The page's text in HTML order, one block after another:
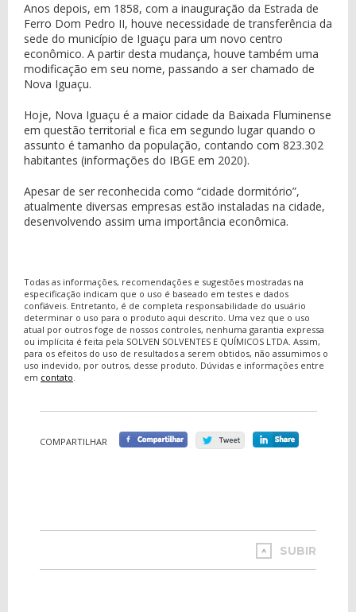
Anos depois, em 1858, com a inauguração da Estrada de
Ferro Dom Pedro II, houve necessidade de transferência da
sede do município de Iguaçu para um novo centro
econômico. A partir desta mudança, houve também uma
modificação em seu nome, passando a ser chamado de
Nova Iguaçu.
Hoje, Nova Iguaçu é a maior cidade da Baixada Fluminense
em questão territorial e fica em segundo lugar quando o
assunto é tamanho da população, contando com 823.302
habitantes (informações do IBGE em 2020).
Apesar de ser reconhecida como “cidade dormitório”,
atualmente diversas empresas estão instaladas na cidade,
desenvolvendo assim uma importância econômica.
Todas as informações, recomendações e sugestões mostradas na
especificação indicam que o uso é baseado em testes e dados
confiáveis. Entretanto, é de completa responsabilidade do usuário
determinar o uso para o produto aqui descrito. Uma vez que o uso
atual por outros foge de nossos controles, nenhuma garantia expressa
ou implícita é feita pela SOLVEN SOLVENTES E QUÍMICOS LTDA. Assim,
para os efeitos do uso de resultados a serem obtidos, não assumimos o
uso indevido, por outros, desse produto. Dúvidas e informações entre
em contato.
COMPARTILHAR
SUBIR